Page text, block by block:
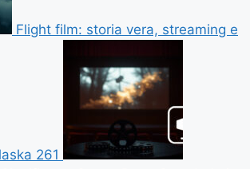
Flight film: storia vera, streaming e
261